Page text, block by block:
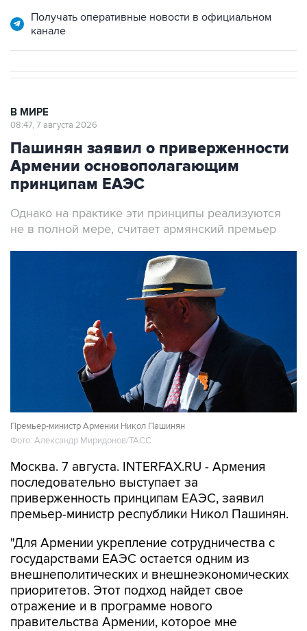
Получать оперативные новости в официальном
канале
В МИРЕ
08:47, 7 августа 2026
Пашинян заявил о приверженности
Армении основополагающим
принципам ЕАЭС
Однако на практике эти принципы реализуются
не в полной мере, считает армянский премьер
Премьер-министр Армении Никол Пашинян
Фото: Александр Миридонов/ТАСС
Москва. 7 августа. INTERFAX.RU - Армения
последовательно выступает за
приверженность принципам ЕАЭС, заявил
премьер-министр республики Никол Пашинян.
"Для Армении укрепление сотрудничества с
государствами ЕАЭС остается одним из
внешнеполитических и внешнеэкономических
приоритетов. Этот подход найдет свое
отражение и в программе нового
правительства Армении, которое мне